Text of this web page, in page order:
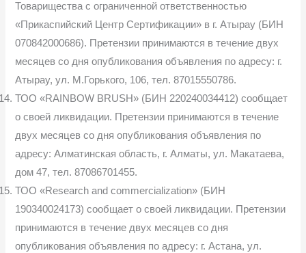
Товарищества с ограниченной ответственностью
«Прикаспийский Центр Сертификации» в г. Атырау (БИН
070842000686). Претензии принимаются в течение двух
месяцев со дня опубликования объявления по адресу: г.
Атырау, ул. М.Горького, 106, тел. 87015550786.
ТОО «RAINBOW BRUSH» (БИН 220240034412) сообщает
о своей ликвидации. Претензии принимаются в течение
двух месяцев со дня опубликования объявления по
адресу: Алматинская область, г. Алматы, ул. Макатаева,
дом 47, тел. 87086701455.
ТОО «Research and commercialization» (БИН
190340024173) сообщает о своей ликвидации. Претензии
принимаются в течение двух месяцев со дня
опубликования объявления по адресу: г. Астана, ул.